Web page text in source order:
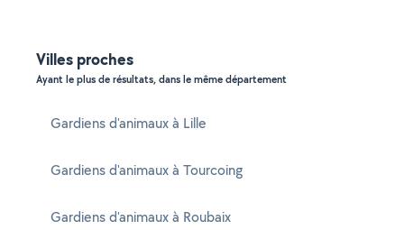
Villes proches
Ayant le plus de résultats, dans le même département
Gardiens d'animaux à Lille
Gardiens d'animaux à Tourcoing
Gardiens d'animaux à Roubaix